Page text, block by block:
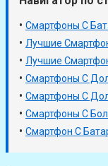
• Смартфоны С
• Лучшие
• Лучшие
• Смартфоны С
• Смартфоны С
• Смартфоны С
• Смартфон С